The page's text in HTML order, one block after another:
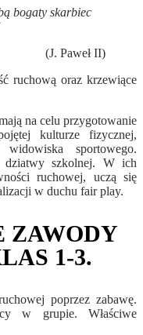
bogaty skarbiec
(J. Paweł II)
ruchową oraz krzewiące
na celu przygotowanie
kulturze fizycznej,
sportowego.
dziatwy szkolnej. W ich
ruchowej, uczą się
w duchu fair play.
ZAWODY
1-3.
poprzez zabawę.
w grupie. Właściwe